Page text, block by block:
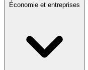
Économie et entreprises